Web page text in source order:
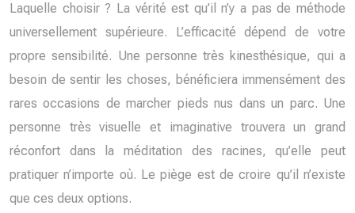
Laquelle choisir ? La vérité est qu’il n’y a pas de méthode
universellement supérieure. L’efficacité dépend de votre
propre sensibilité. Une personne très kinesthésique, qui a
besoin de sentir les choses, bénéficiera immensément des
rares occasions de marcher pieds nus dans un parc. Une
personne très visuelle et imaginative trouvera un grand
réconfort dans la méditation des racines, qu’elle peut
pratiquer n’importe où. Le piège est de croire qu’il n’existe
que ces deux options.